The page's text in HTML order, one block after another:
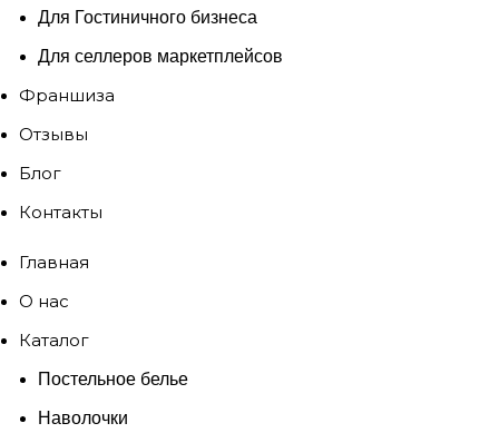
Для Гостиничного бизнеса
Для селлеров маркетплейсов
Франшиза
Отзывы
Блог
Контакты
Главная
О нас
Каталог
Постельное белье
Наволочки